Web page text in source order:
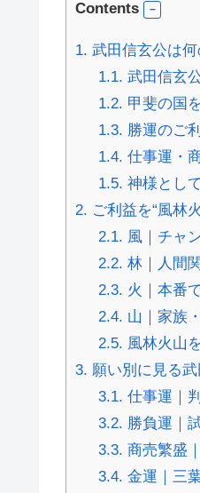
Contents
1. 武田信玄公は
1.1. 武田信玄
1.2. 甲斐の国
1.3. 勝運のご
1.4. 仕事運・
1.5. 神様とし
2. ご利益を“風林
2.1. 風｜チャ
2.2. 林｜人間
2.3. 火｜本番
2.4. 山｜家族
2.5. 風林火山
3. 願い別に見る
3.1. 仕事運｜
3.2. 勝負運｜
3.3. 商売繁盛
3.4. 金運｜三